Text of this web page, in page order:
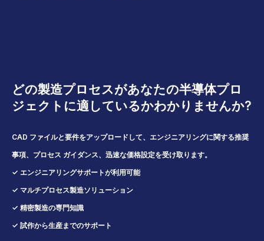
どの製造プロセスがあなたの半導体プロ
ジェクトに適しているかわかりませんか?
CAD ファイルと要件をアップロードして、エンジニアリングに関する推奨
事項、プロセス ガイダンス、迅速な価格設定を受け取ります。
✓ エンジニアリングサポートが利用可能
✓ マルチプロセス製造ソリューション
✓ 精密製造の専門知識
✓ 試作から生産までのサポート